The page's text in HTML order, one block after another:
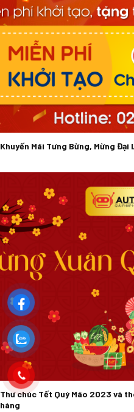
Khuyến Mãi Tưng Bừng, Mừng Đại
Thư chúc Tết Quý Mão 2023 và
hàng